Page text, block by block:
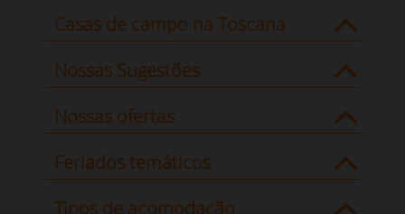
Casas de campo na Toscana
Nossas Sugestões
Nossas ofertas
Feriados temáticos
Tipos de acomodação